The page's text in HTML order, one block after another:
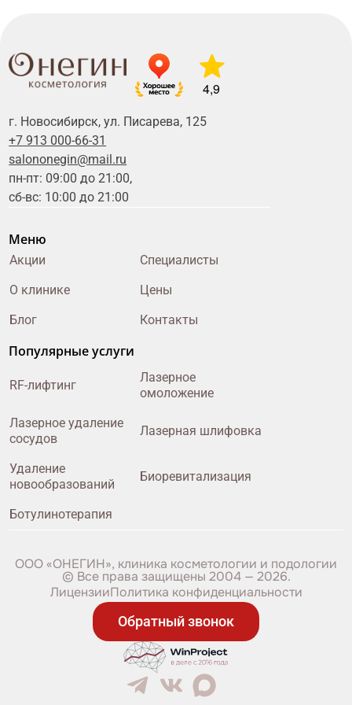
4,9
г. Новосибирск, ул. Писарева, 125
+7 913 000-66-31
salononegin@mail.ru
пн-пт: 09:00 до 21:00,
сб-вс: 10:00 до 21:00
Меню
Акции
Специалисты
О клинике
Цены
Блог
Контакты
Популярные услуги
RF-лифтинг
Лазерное
омоложение
Лазерное удаление
сосудов
Лазерная шлифовка
Удаление
новообразований
Биоревитализация
Ботулинотерапия
ООО «ОНЕГИН», клиника косметологии и подологии
© Все права защищены 2004 — 2026.
ЛицензииПолитика конфиденциальности
Обратный звонок